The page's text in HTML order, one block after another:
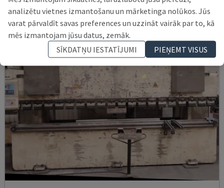
analizētu vietnes izmantošanu un mārketinga nolūkos. Jūs
varat pārvaldīt savas preferences un uzzināt vairāk par to, kā
mēs izmantojam jūsu datus, zemāk.
SĪKDATŅU IESTATĪJUMI
PIEŅEMT VISUS